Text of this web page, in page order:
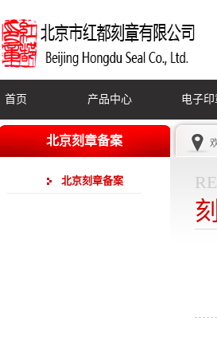
首页 产品中心 电子印
北京刻章备案
北京刻章备案